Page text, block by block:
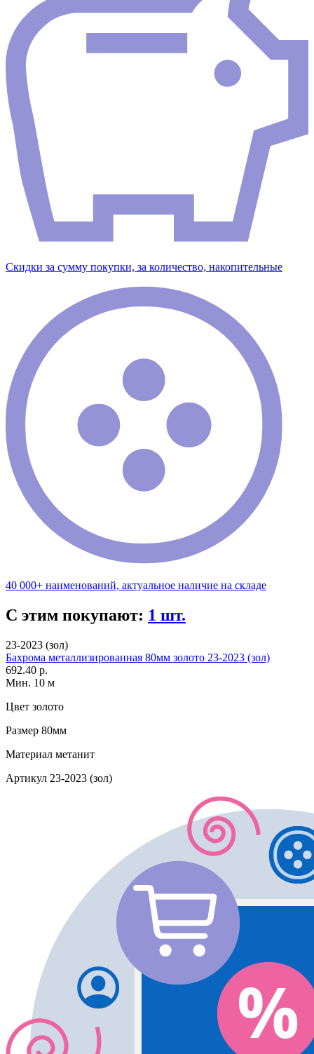
Скидки за сумму покупки, за количество, накопительные
40 000+ наименований, актуальное наличие на складе
С этим покупают: 1 шт.
23-2023 (зол)
Бахрома металлизированная 80мм золото 23-2023 (зол)
692.40 р.
Мин. 10 м
Цвет золото
Размер 80мм
Материал метанит
Артикул 23-2023 (зол)